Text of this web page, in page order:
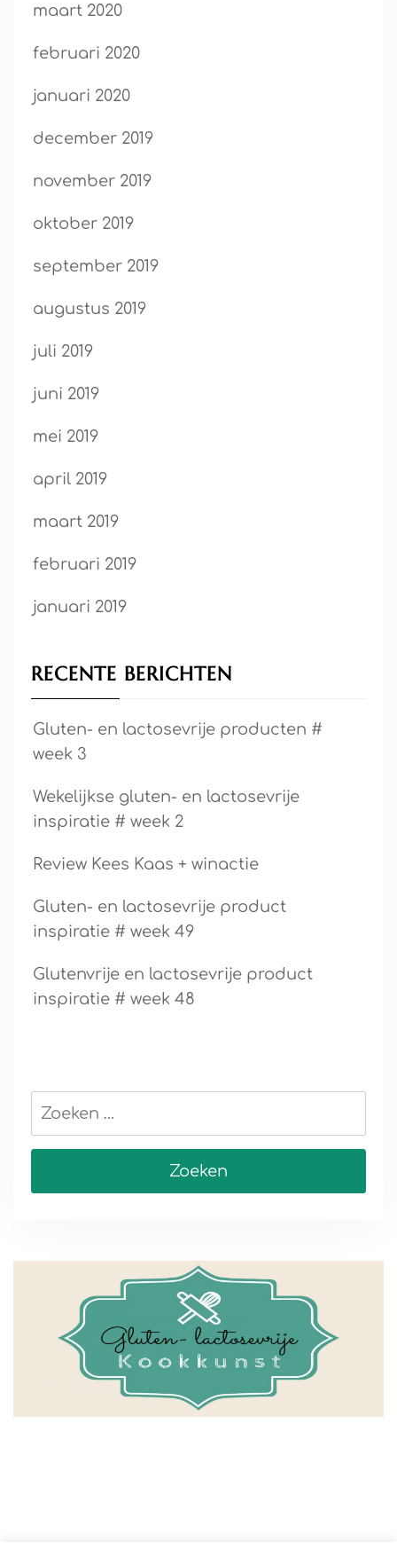
maart 2020
februari 2020
januari 2020
december 2019
november 2019
oktober 2019
september 2019
augustus 2019
juli 2019
juni 2019
mei 2019
april 2019
maart 2019
februari 2019
januari 2019
RECENTE BERICHTEN
Gluten- en lactosevrije producten #
week 3
Wekelijkse gluten- en lactosevrije
inspiratie # week 2
Review Kees Kaas + winactie
Gluten- en lactosevrije product
inspiratie # week 49
Glutenvrije en lactosevrije product
inspiratie # week 48
Zoeken